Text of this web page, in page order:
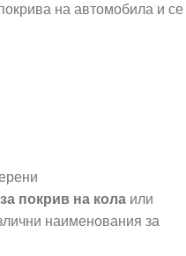
на автомобила и се
покрив на кола или
наименования за